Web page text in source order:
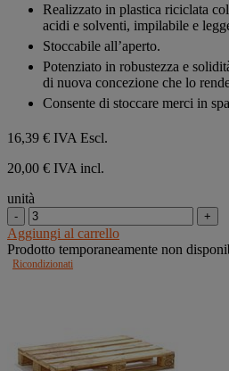
stelle.
Realizzato in plastica riciclata
acidi e solventi, impilabile e
Stoccabile all’aperto.
Potenziato in robustezza e
di nuova concezione che lo
Consente di stoccare merci in
16,39 € IVA Escl.
20,00 € IVA incl.
unità
- +
Aggiungi al carrello
Prodotto temporaneamente non